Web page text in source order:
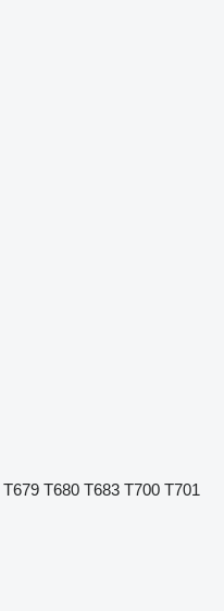
T679 T680 T683 T700 T701